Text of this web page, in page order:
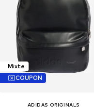
Mixte
COUPON
ADIDAS ORIGINALS